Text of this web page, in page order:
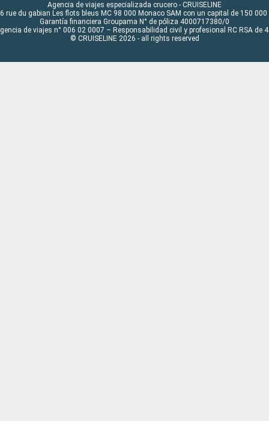
Agencia de viajes especializada crucero - CRUISELINE
rue du gabian Les flots bleus MC 98 000 Monaco SAM con un capital de 150 000
Garantía financiera Groupama N° de póliza 4000717380/0
de viajes n° 006 02 0007 – Responsabilidad civil y profesional RC RSA de
© CRUISELINE 2026 - all rights reserved